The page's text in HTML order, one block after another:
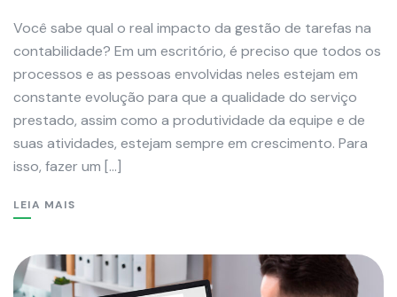
Você sabe qual o real impacto da gestão de tarefas na
contabilidade? Em um escritório, é preciso que todos os
processos e as pessoas envolvidas neles estejam em
constante evolução para que a qualidade do serviço
prestado, assim como a produtividade da equipe e de
suas atividades, estejam sempre em crescimento. Para
isso, fazer um […]
LEIA MAIS